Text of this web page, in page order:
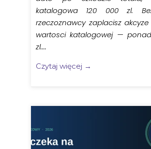
katalogowa 120 000 zl.
rzeczoznawcy zaplacisz akcyze
wartosci katalogowej —
zl....
Czytaj więcej →